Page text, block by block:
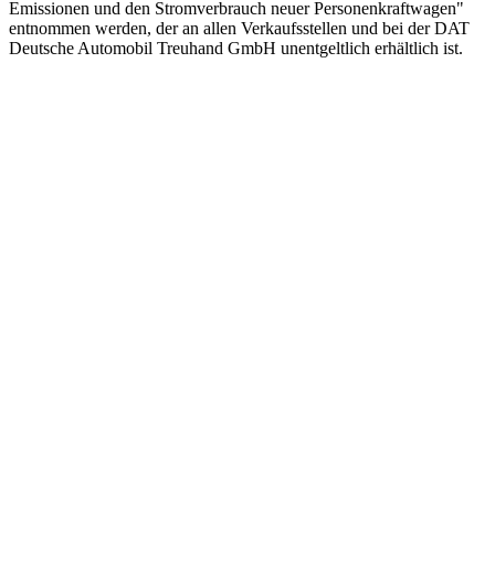
Emissionen und den Stromverbrauch neuer Personenkraftwagen"
entnommen werden, der an allen Verkaufsstellen und bei der DAT
Deutsche Automobil Treuhand GmbH unentgeltlich erhältlich ist.